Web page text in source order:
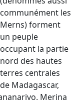
communément les
Merns) forment
un peuple
occupant la partie
nord des hautes
terres centrales
de Madagascar,
Merina